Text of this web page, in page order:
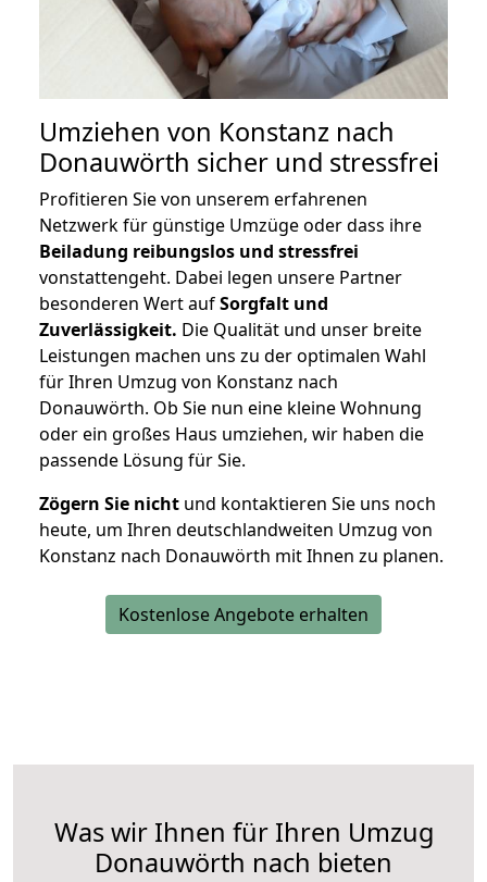
Umziehen von Konstanz nach
Donauwörth sicher und stressfrei
Profitieren Sie von unserem erfahrenen
Netzwerk für günstige Umzüge oder dass ihre
Beiladung reibungslos und stressfrei
vonstattengeht. Dabei legen unsere Partner
besonderen Wert aufSorgfalt und
Zuverlässigkeit. Die Qualität und unser breite
Leistungen machen uns zu der optimalen Wahl
für Ihren Umzug von Konstanz nach
Donauwörth. Ob Sie nun eine kleine Wohnung
oder ein großes Haus umziehen, wir haben die
passende Lösung für Sie.
Zögern Sie nicht und kontaktieren Sie uns noch
heute, um Ihren deutschlandweiten Umzug von
Konstanz nach Donauwörth mit Ihnen zu planen.
Kostenlose Angebote erhalten
Was wir Ihnen für Ihren Umzug
Donauwörth nach bieten